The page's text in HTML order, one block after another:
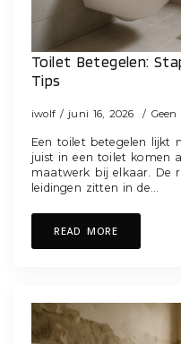
Toilet Betegelen:
Tips
iwolf juni 16, 2026 Geen
Een toilet betegelen lijkt
juist in een toilet komen
maatwerk bij elkaar. De
leidingen zitten in de…
READ MORE